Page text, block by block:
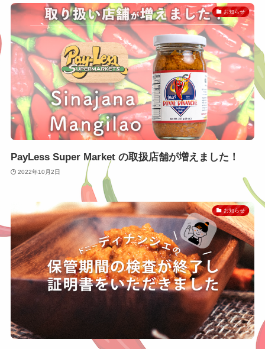
お知らせ
PayLess Super Market の取扱店舗が増えました！
2022年10月2日
お知らせ